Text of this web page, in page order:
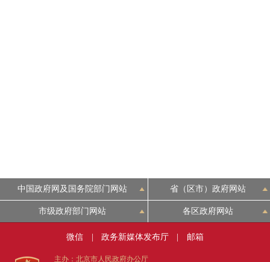
中国政府网及国务院部门网站 省（区市）政府网站
市级政府部门网站 各区政府网站
微信 政务新媒体发布厅 邮箱
主办：北京市人民政府办公厅